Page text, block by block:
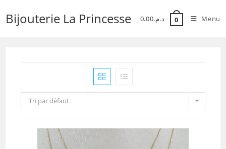
Bijouterie La Princesse د.م.0.00 0 Menu
Tri par défaut